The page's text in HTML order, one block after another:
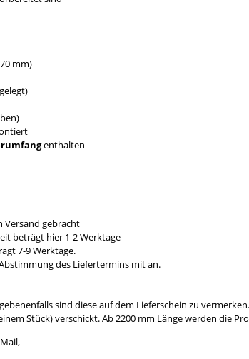
mm)
enthalten
Versand gebracht
beträgt hier 1-2 Werktage
7-9 Werktage.
des Liefertermins mit an.
sind diese auf dem Lieferschein zu vermerken.
Stück) verschickt. Ab 2200 mm Länge werden die